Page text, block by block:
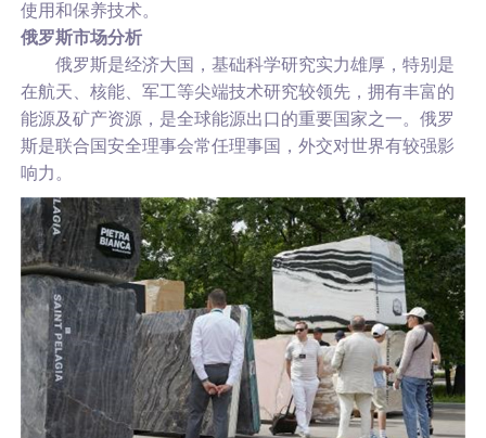
使用和保养技术。
俄罗斯市场分析
俄罗斯是经济大国，基础科学研究实力雄厚，特别是
在航天、核能、军工等尖端技术研究较领先，拥有丰富的
能源及矿产资源，是全球能源出口的重要国家之一。俄罗
斯是联合国安全理事会常任理事国，外交对世界有较强影
响力。